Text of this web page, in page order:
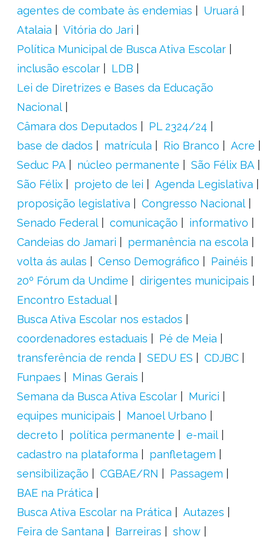
agentes de combate às endemias
Uruará
Atalaia
Vitória do Jari
Política Municipal de Busca Ativa Escolar
inclusão escolar
LDB
Lei de Diretrizes e Bases da Educação
Nacional
Câmara dos Deputados
PL 2324/24
base de dados
matrícula Rio Branco
Acre
Seduc PA
núcleo permanente
São Félix BA
São Félix
projeto de lei
Agenda Legislativa
proposição legislativa
Congresso Nacional
Senado Federal
comunicação
informativo
Candeias do Jamari
permanência na escola
volta ás aulas
Censo Demográfico
Painéis
20º Fórum da Undime
dirigentes municipais
Encontro Estadual
Busca Ativa Escolar nos estados
coordenadores estaduais
Pé de Meia
transferência de renda
SEDU ES
CDJBC
Funpaes
Minas Gerais
Semana da Busca Ativa Escolar
Murici
equipes municipais
Manoel Urbano
decreto
política permanente
e-mail
cadastro na plataforma
panfletagem
sensibilização
CGBAE/RN
Passagem
BAE na Prática
Busca Ativa Escolar na Prática
Autazes
Feira de Santana
Barreiras
show